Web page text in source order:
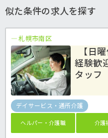
似た条件の求人を探す
札幌市南区
【日
経験歓
タッフ
デイサービス・通所介護
ヘルパー・介護職 介護